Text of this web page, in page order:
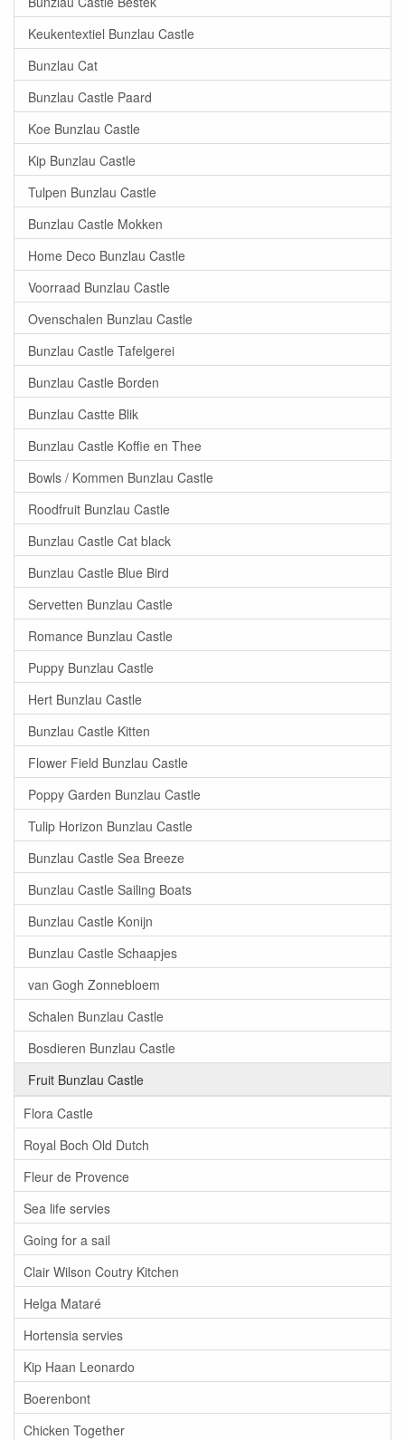
Keukentextiel Bunzlau Castle
Bunzlau Cat
Bunzlau Castle Paard
Koe Bunzlau Castle
Kip Bunzlau Castle
Tulpen Bunzlau Castle
Bunzlau Castle Mokken
Home Deco Bunzlau Castle
Voorraad Bunzlau Castle
Ovenschalen Bunzlau Castle
Bunzlau Castle Tafelgerei
Bunzlau Castle Borden
Bunzlau Castte Blik
Bunzlau Castle Koffie en Thee
Bowls / Kommen Bunzlau Castle
Roodfruit Bunzlau Castle
Bunzlau Castle Cat black
Bunzlau Castle Blue Bird
Servetten Bunzlau Castle
Romance Bunzlau Castle
Puppy Bunzlau Castle
Hert Bunzlau Castle
Bunzlau Castle Kitten
Flower Field Bunzlau Castle
Poppy Garden Bunzlau Castle
Tulip Horizon Bunzlau Castle
Bunzlau Castle Sea Breeze
Bunzlau Castle Sailing Boats
Bunzlau Castle Konijn
Bunzlau Castle Schaapjes
van Gogh Zonnebloem
Schalen Bunzlau Castle
Bosdieren Bunzlau Castle
Fruit Bunzlau Castle
Flora Castle
Royal Boch Old Dutch
Fleur de Provence
Sea life servies
Going for a sail
Clair Wilson Coutry Kitchen
Helga Mataré
Hortensia servies
Kip Haan Leonardo
Boerenbont
Chicken Together